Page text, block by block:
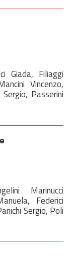
Giada, Filiaggi
Vincenzo,
Passerini
Marinucci
Federici
Sergio, Poli